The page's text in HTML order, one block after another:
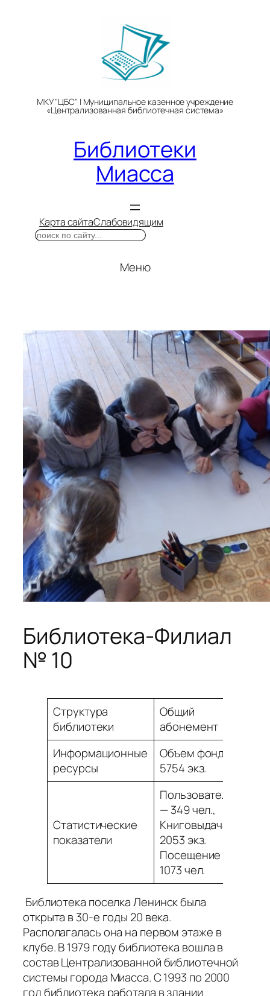
МКУ "ЦБС" | Муниципальное казенное учреждение
«Централизованная библиотечная система»
Библиотеки
Миасса
Карта сайтаСлабовидящим
Поиск
Меню
Библиотека-Филиал
№ 10
Структура
библиотеки
Общий
абонемент
Информационные
ресурсы
Объем фонда
5754 экз.
Статистические
показатели
Пользователей
— 349 чел.,
Книговыдача –
2053 экз.
Посещение –
1073 чел.
Библиотека поселка Ленинск была
открыта в 30-е годы 20 века.
Располагалась она на первом этаже в
клубе. В 1979 году библиотека вошла в
состав Централизованной библиотечной
системы города Миасса. С 1993 по 2000
год библиотека работала в здании